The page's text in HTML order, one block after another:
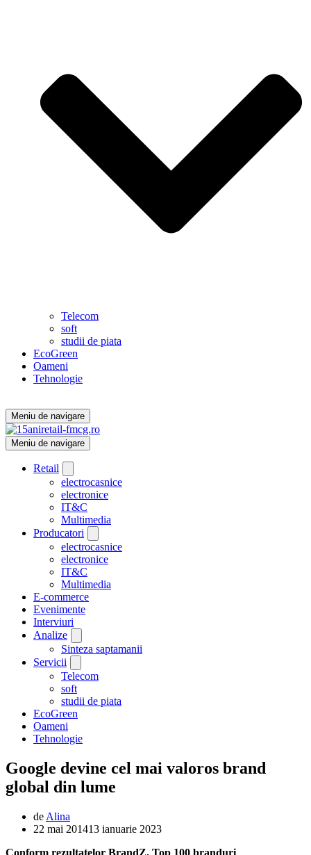
Telecom
soft
studii de piata
EcoGreen
Oameni
Tehnologie
Meniu de navigare
Meniu de navigare
Retail
electrocasnice
electronice
IT&C
Multimedia
Producatori
electrocasnice
electronice
IT&C
Multimedia
E-commerce
Evenimente
Interviuri
Analize
Sinteza saptamanii
Servicii
Telecom
soft
studii de piata
EcoGreen
Oameni
Tehnologie
Google devine cel mai valoros brand
global din lume
de Alina
22 mai 201413 ianuarie 2023
Conform rezultatelor BrandZ, Top 100 branduri